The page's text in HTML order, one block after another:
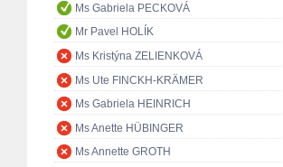
Ms Gabriela PECKOVÁ
Mr Pavel HOLÍK
Ms Kristýna ZELIENKOVÁ
Ms Ute FINCKH-KRÄMER
Ms Gabriela HEINRICH
Ms Anette HÜBINGER
Ms Annette GROTH